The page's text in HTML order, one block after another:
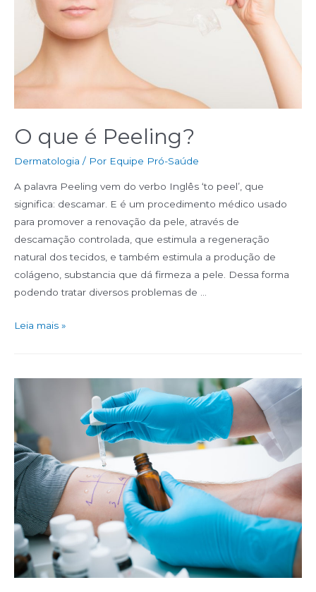
O que é Peeling?
Dermatologia / Por Equipe Pró-Saúde
A palavra Peeling vem do verbo Inglês ‘to peel’, que
significa: descamar. E é um procedimento médico usado
para promover a renovação da pele, através de
descamação controlada, que estimula a regeneração
natural dos tecidos, e também estimula a produção de
colágeno, substancia que dá firmeza a pele. Dessa forma
podendo tratar diversos problemas de …
Leia mais »